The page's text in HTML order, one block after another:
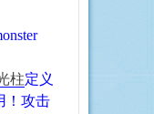
柱定义
攻击